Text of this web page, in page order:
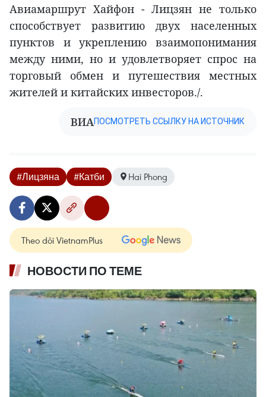
Авиамаршрут Хайфон - Лицзян не только
способствует развитию двух населенных
пунктов и укреплению взаимопонимания
между ними, но и удовлетворяет спрос на
торговый обмен и путешествия местных
жителей и китайских инвесторов./.
ВИАПОСМОТРЕТЬ ССЫЛКУ НА ИСТОЧНИК
#Лицзяна #Катби Hai Phong
Theo dõi VietnamPlus
НОВОСТИ ПО ТЕМЕ